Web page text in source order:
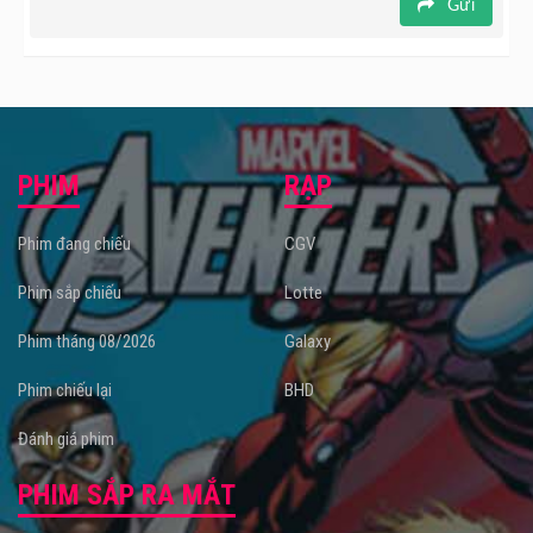
Gửi
PHIM
Phim đang chiếu
Phim sắp chiếu
Phim tháng 08/2026
Phim chiếu lại
Đánh giá phim
RẠP
CGV
Lotte
Galaxy
BHD
PHIM SẮP RA MẮT